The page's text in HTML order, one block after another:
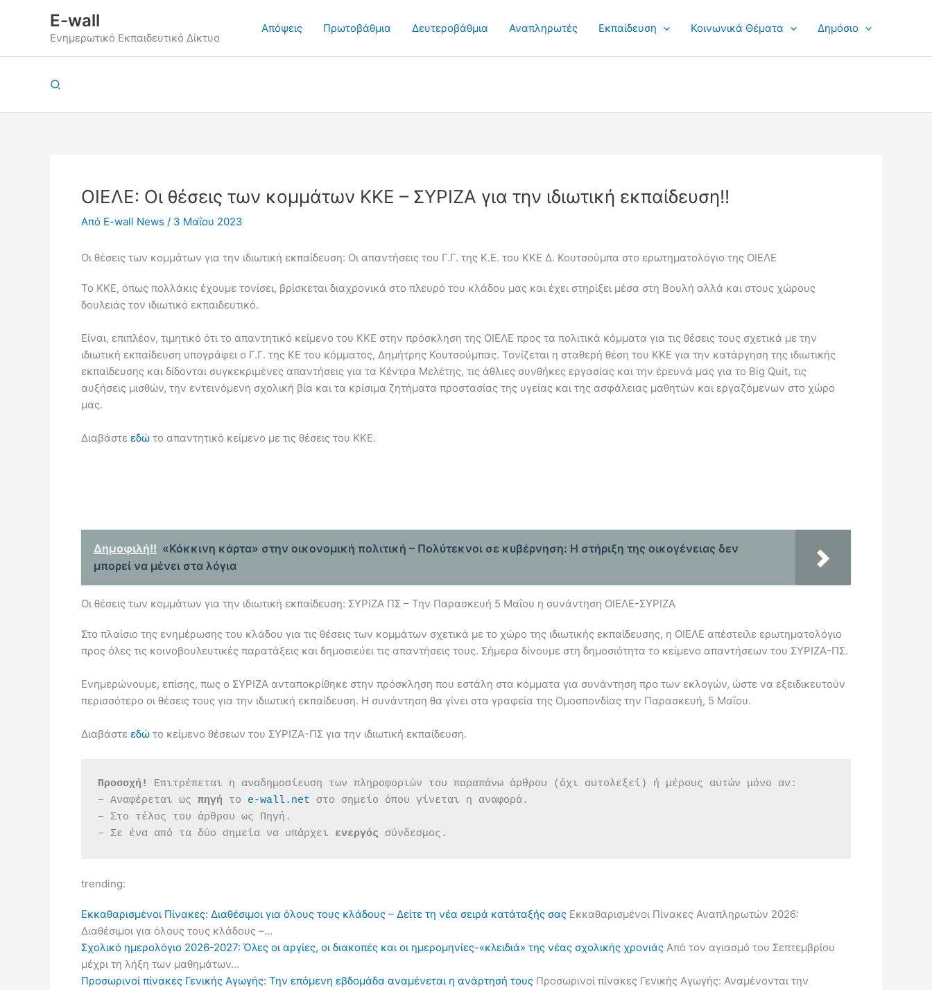
περιεχόμενο
E-wall
Ενημερωτικό Εκπαιδευτικό Δίκτυο
Απόψεις Πρωτοβάθμια Δευτεροβάθμια Αναπληρωτές Εκπαίδευση Κοινωνικά Θέματα Δημόσιο
Αναζήτηση
ΟΙΕΛΕ: Οι θέσεις των κομμάτων ΚΚΕ – ΣΥΡΙΖΑ για την ιδιωτική εκπαίδευση!!
Από E-wall News / 3 Μαΐου 2023
Οι θέσεις των κομμάτων για την ιδιωτική εκπαίδευση: Οι απαντήσεις του Γ.Γ. της Κ.Ε. του ΚΚΕ Δ. Κουτσούμπα στο ερωτηματολόγιο της ΟΙΕΛΕ
Το ΚΚΕ, όπως πολλάκις έχουμε τονίσει, βρίσκεται διαχρονικά στο πλευρό του κλάδου μας και έχει στηρίξει μέσα στη Βουλή αλλά και στους χώρους
δουλειάς τον ιδιωτικό εκπαιδευτικό.
Είναι, επιπλέον, τιμητικό ότι το απαντητικό κείμενο του ΚΚΕ στην πρόσκληση της ΟΙΕΛΕ προς τα πολιτικά κόμματα για τις θέσεις τους σχετικά με την
ιδιωτική εκπαίδευση υπογράφει ο Γ.Γ. της ΚΕ του κόμματος, Δημήτρης Κουτσούμπας. Τονίζεται η σταθερή θέση του ΚΚΕ για την κατάργηση της ιδιωτικής
εκπαίδευσης και δίδονται συγκεκριμένες απαντήσεις για τα Κέντρα Μελέτης, τις άθλιες συνθήκες εργασίας και την έρευνά μας για το Big Quit, τις
αυξήσεις μισθών, την εντεινόμενη σχολική βία και τα κρίσιμα ζητήματα προστασίας της υγείας και της ασφάλειας μαθητών και εργαζόμενων στο χώρο
μας.
Διαβάστε εδώ το απαντητικό κείμενο με τις θέσεις του ΚΚΕ.
Δημοφιλή!! «Κόκκινη κάρτα» στην οικονομική πολιτική – Πολύτεκνοι σε κυβέρνηση: Η στήριξη της οικογένειας δεν
μπορεί να μένει στα λόγια
Οι θέσεις των κομμάτων για την ιδιωτική εκπαίδευση: ΣΥΡΙΖΑ ΠΣ – Την Παρασκευή 5 Μαΐου η συνάντηση ΟΙΕΛΕ-ΣΥΡΙΖΑ
Στο πλαίσιο της ενημέρωσης του κλάδου για τις θέσεις των κομμάτων σχετικά με το χώρο της ιδιωτικής εκπαίδευσης, η ΟΙΕΛΕ απέστειλε ερωτηματολόγιο
προς όλες τις κοινοβουλευτικές παρατάξεις και δημοσιεύει τις απαντήσεις τους. Σήμερα δίνουμε στη δημοσιότητα το κείμενο απαντήσεων του ΣΥΡΙΖΑ-ΠΣ.
Ενημερώνουμε, επίσης, πως ο ΣΥΡΙΖΑ ανταποκρίθηκε στην πρόσκληση που εστάλη στα κόμματα για συνάντηση προ των εκλογών, ώστε να εξειδικευτούν
περισσότερο οι θέσεις τους για την ιδιωτική εκπαίδευση. Η συνάντηση θα γίνει στα γραφεία της Ομοσπονδίας την Παρασκευή, 5 Μαΐου.
Διαβάστε εδώ το κείμενο θέσεων του ΣΥΡΙΖΑ-ΠΣ για την ιδιωτική εκπαίδευση.
Προσοχή!
Επιτρέπεται η αναδημοσίευση των πληροφοριών του παραπάνω άρθρου (όχι αυτολεξεί) ή μέρους αυτών μόνο αν:
– Αναφέρεται ως πηγή το e-wall.net στο σημείο όπου γίνεται η αναφορά.
– Στο τέλος του άρθρου ως Πηγή.
– Σε ένα από τα δύο σημεία να υπάρχει ενεργός σύνδεσμος.
trending:
Εκκαθαρισμένοι Πίνακες: Διαθέσιμοι για όλους τους κλάδους – Δείτε τη νέα σειρά κατάταξής σας Εκκαθαρισμένοι Πίνακες Αναπληρωτών 2026:
Διαθέσιμοι για όλους τους κλάδους –…
Σχολικό ημερολόγιο 2026-2027: Όλες οι αργίες, οι διακοπές και οι ημερομηνίες-«κλειδιά» της νέας σχολικής χρονιάς Από τον αγιασμό του Σεπτεμβρίου
μέχρι τη λήξη των μαθημάτων…
Προσωρινοί πίνακες Γενικής Αγωγής: Την επόμενη εβδομάδα αναμένεται η ανάρτησή τους Προσωρινοί πίνακες Γενικής Αγωγής: Αναμένονται την